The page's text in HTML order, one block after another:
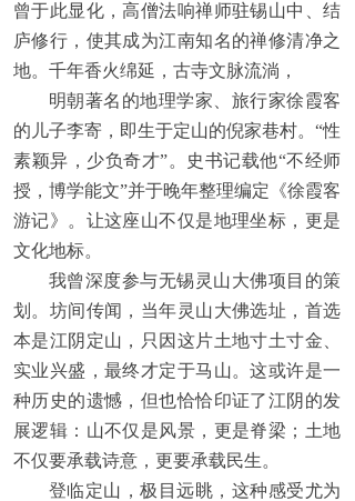
曾于此显化，高僧法响禅师驻锡山中、结
庐修行，使其成为江南知名的禅修清净之
地。千年香火绵延，古寺文脉流淌，
明朝著名的地理学家、旅行家徐霞客
的儿子李寄，即生于定山的倪家巷村。“性
素颖异，少负奇才”。史书记载他“不经师
授，博学能文”并于晚年整理编定《徐霞客
游记》。让这座山不仅是地理坐标，更是
文化地标。
我曾深度参与无锡灵山大佛项目的策
划。坊间传闻，当年灵山大佛选址，首选
本是江阴定山，只因这片土地寸土寸金、
实业兴盛，最终才定于马山。这或许是一
种历史的遗憾，但也恰恰印证了江阴的发
展逻辑：山不仅是风景，更是脊梁；土地
不仅要承载诗意，更要承载民生。
登临定山，极目远眺，这种感受尤为